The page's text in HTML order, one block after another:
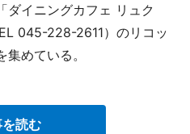
ダイニングカフェ リュク
045-228-2611）のリコッ
めている。
読む